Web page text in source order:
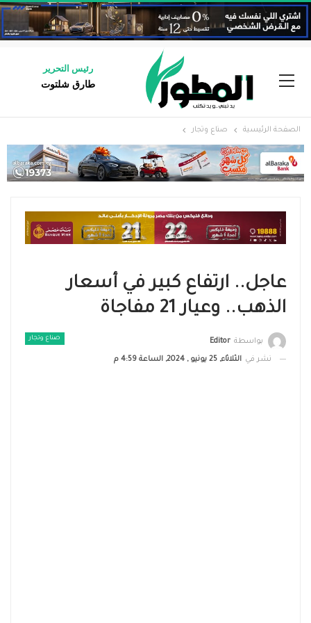
رئيس التحرير
طارق شلتوت
الصفحة الرئيسية صناع وتجار
عاجل.. ارتفاع كبير في أسعار
الذهب.. وعيار 21 مفاجاة
صناع وتجار بواسطة Editor
نشر في الثلاثاء, 25 يونيو , 2024, الساعة 4:59 م